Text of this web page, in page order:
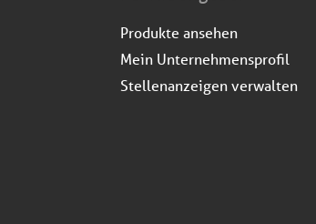
Produkte ansehen
Mein Unternehmensprofil
Stellenanzeigen verwalten